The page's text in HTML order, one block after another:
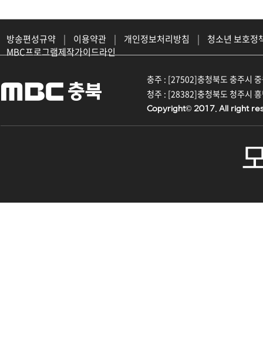
방송편성규약 | 이용약관 | 개인정보처리방침 |
청소년 보호정
MBC프로그램제작가이드라인
충주 : [27502]충청북도 충주시
청주 : [28382]충청북도 청주시
Copyright© 2017. All right